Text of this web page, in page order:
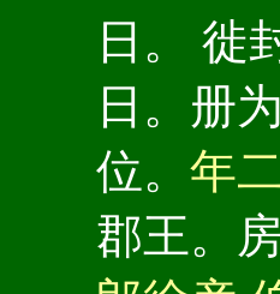
日。 徙
日。册
位。 年
郡王。